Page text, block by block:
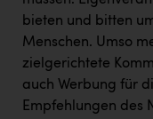
Kremsmüller
Maximarkt
Oldtimer
Österreichischer
bieten und bitten
Menschen. Umso
zielgerichtete
auch Werbung für
Empfehlungen des